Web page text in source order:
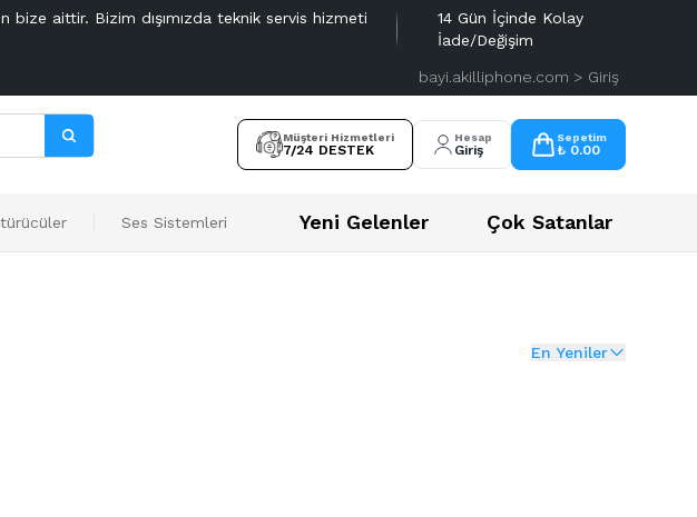
bize aittir. Bizim dışımızda teknik servis hizmeti
14 Gün İçinde Kolay
İade/Değişim
bayi.akilliphone.com > Giriş
Müşteri Hizmetleri
7/24 DESTEK
Hesap
Giriş
Sepetim
₺ 0.00
Ses Sistemleri Yeni Gelenler Çok Satanlar
En Yeniler